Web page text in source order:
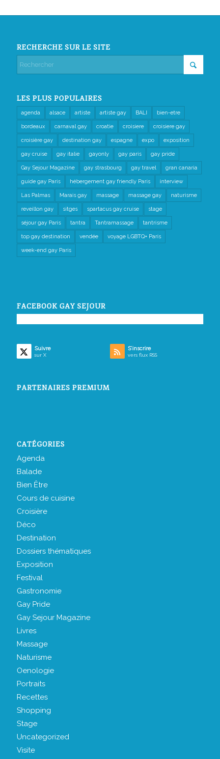
RECHERCHE SUR LE SITE
LES PLUS POPULAIRES
agenda alsace artiste artiste gay BALI bien-etre
bordeaux carnaval gay croatie croisiere croisiere gay
croisière gay destination gay espagne expo exposition
gay cruise gay italie gayonly gay paris gay pride
Gay Sejour Magazine gay strasbourg gay travel gran canaria
guide gay Paris hébergement gay friendly Paris interview
Las Palmas Marais gay massage massage gay naturisme
reveillon gay sitges spartacus gay cruise stage
séjour gay Paris tantra Tantramassage tantrisme
top gay destination vendée voyage LGBTQ+ Paris
week-end gay Paris
FACEBOOK GAY SEJOUR
Suivre
sur X
S’inscrire
vers flux RSS
PARTENAIRES PREMIUM
CATÉGORIES
Agenda
Balade
Bien Être
Cours de cuisine
Croisière
Déco
Destination
Dossiers thématiques
Exposition
Festival
Gastronomie
Gay Pride
Gay Sejour Magazine
Livres
Massage
Naturisme
Oenologie
Portraits
Recettes
Shopping
Stage
Uncategorized
Visite